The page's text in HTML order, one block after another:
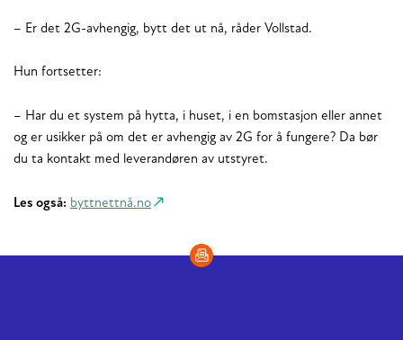
– Er det 2G-avhengig, bytt det ut nå, råder Vollstad.
Hun fortsetter:
– Har du et system på hytta, i huset, i en bomstasjon eller annet
og er usikker på om det er avhengig av 2G for å fungere? Da bør
du ta kontakt med leverandøren av utstyret.
Les også: byttnettnå.no